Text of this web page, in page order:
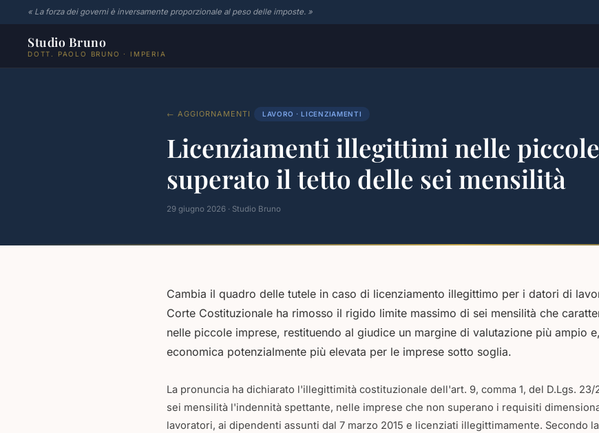
« La forza dei governi è inversamente proporzionale al peso delle imposte. »
Studio Bruno
DOTT. PAOLO BRUNO · IMPERIA
← AGGIORNAMENTI LAVORO · LICENZIAMENTI
Licenziamenti illegittimi nelle
superato il tetto delle sei mensilità
29 giugno 2026 · Studio Bruno
Cambia il quadro delle tutele in caso di licenziamento illegittimo per i datori di
Corte Costituzionale ha rimosso il rigido limite massimo di sei mensilità che
nelle piccole imprese, restituendo al giudice un margine di valutazione più ampio
economica potenzialmente più elevata per le imprese sotto soglia.
La pronuncia ha dichiarato l'illegittimità costituzionale dell'art. 9, comma 1, del D.Lgs.
sei mensilità l'indennità spettante, nelle imprese che non superano i requisiti
lavoratori, ai dipendenti assunti dal 7 marzo 2015 e licenziati illegittimamente. Secondo